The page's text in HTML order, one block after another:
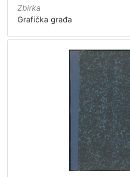
Zbirka
Grafička građa